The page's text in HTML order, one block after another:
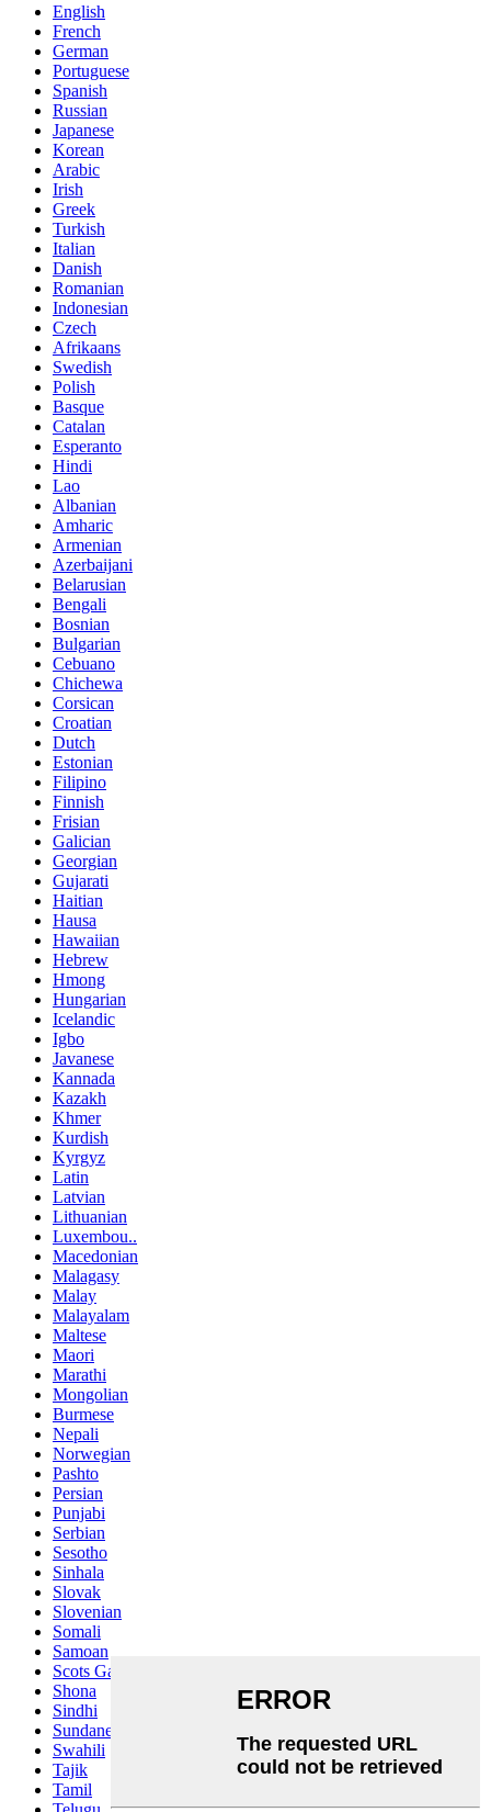
English
French
German
Portuguese
Spanish
Russian
Japanese
Korean
Arabic
Irish
Greek
Turkish
Italian
Danish
Romanian
Indonesian
Czech
Afrikaans
Swedish
Polish
Basque
Catalan
Esperanto
Hindi
Lao
Albanian
Amharic
Armenian
Azerbaijani
Belarusian
Bengali
Bosnian
Bulgarian
Cebuano
Chichewa
Corsican
Croatian
Dutch
Estonian
Filipino
Finnish
Frisian
Galician
Georgian
Gujarati
Haitian
Hausa
Hawaiian
Hebrew
Hmong
Hungarian
Icelandic
Igbo
Javanese
Kannada
Kazakh
Khmer
Kurdish
Kyrgyz
Latin
Latvian
Lithuanian
Luxembou..
Macedonian
Malagasy
Malay
Malayalam
Maltese
Maori
Marathi
Mongolian
Burmese
Nepali
Norwegian
Pashto
Persian
Punjabi
Serbian
Sesotho
Sinhala
Slovak
Slovenian
Somali
Samoan
Scots Gaelic
Shona
Sindhi
Sundanese
Swahili
Tajik
Tamil